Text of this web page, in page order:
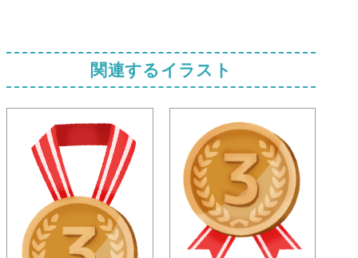
関連するイラスト